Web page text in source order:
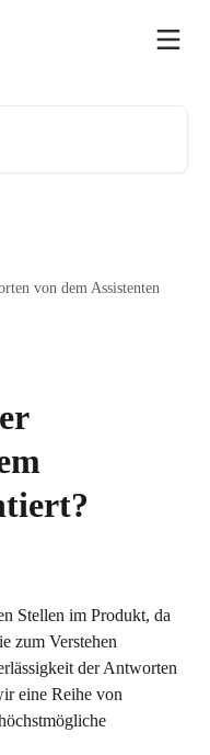
von dem Assistenten
Stellen im Produkt, da
zum Verstehen
der Antworten
eine Reihe von